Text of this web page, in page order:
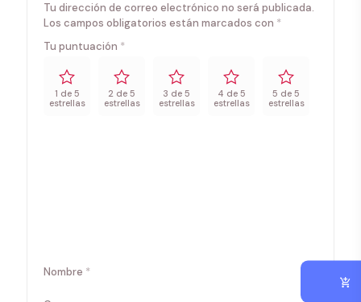
Tu dirección de correo electrónico no será publicada.
Los campos obligatorios están marcados con *
Tu puntuación *
1 de 5
estrellas
2 de 5
estrellas
3 de 5
estrellas
4 de 5
estrellas
5 de 5
estrellas
Nombre *